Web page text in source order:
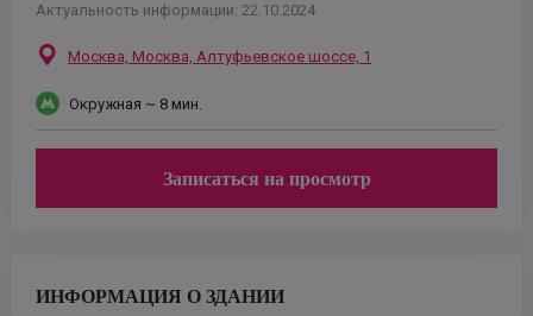
Актуальность информации: 22.10.2024
Москва, Москва, Алтуфьевское шоссе, 1
Окружная ~ 8 мин.
Записаться на просмотр
ИНФОРМАЦИЯ О ЗДАНИИ